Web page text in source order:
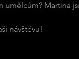
umělcům? Martina
návštěvu!